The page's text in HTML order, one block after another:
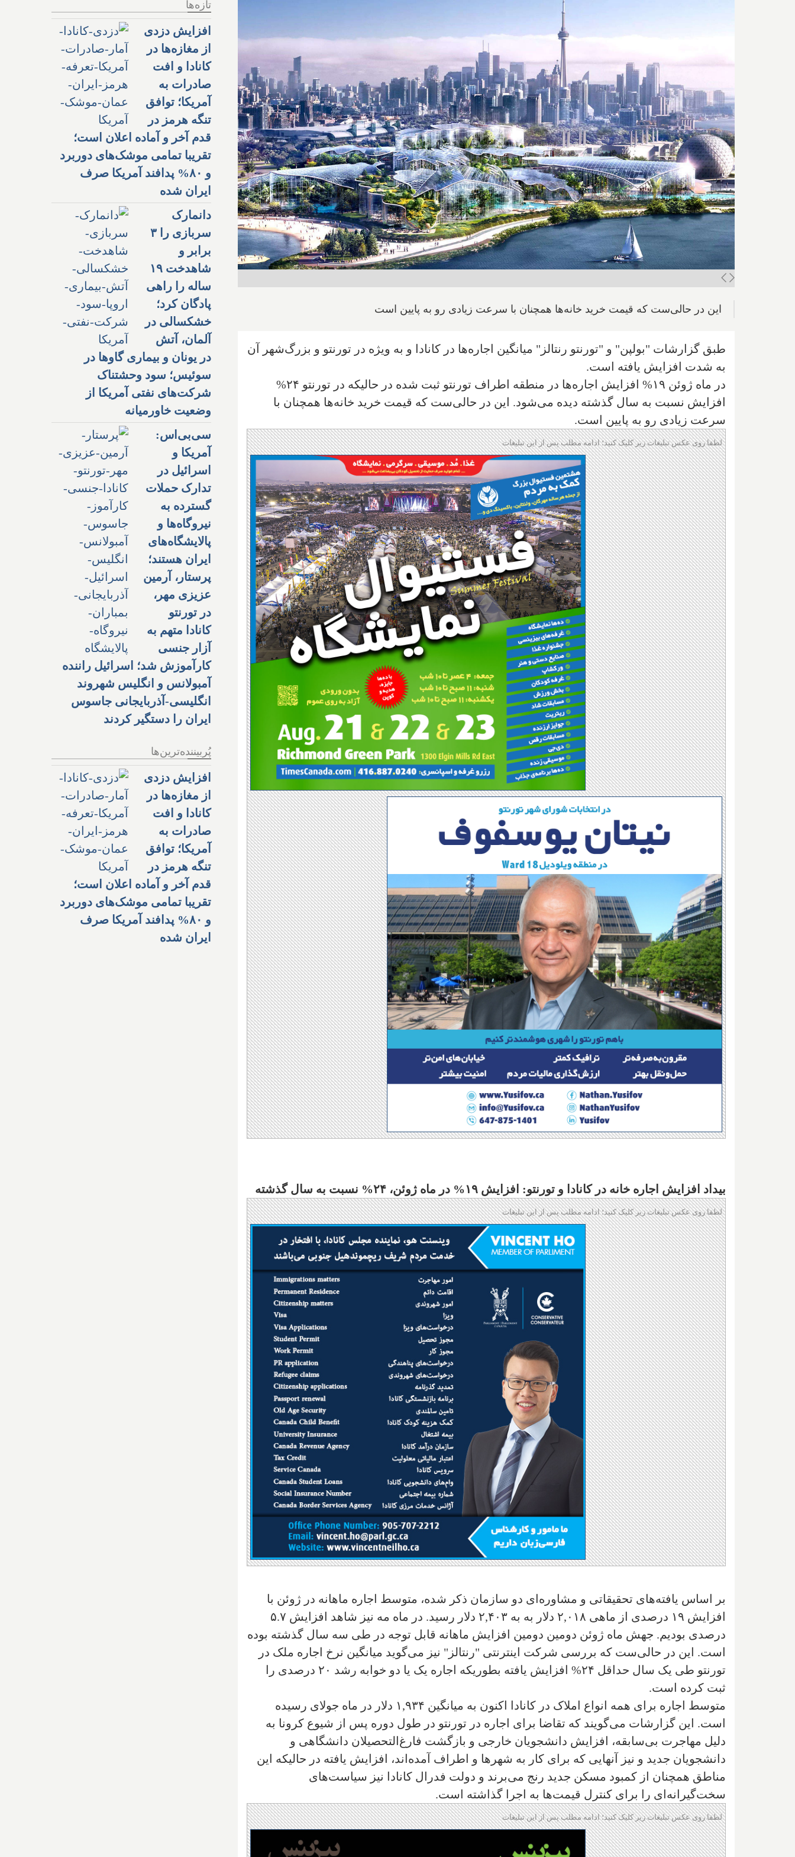
این در حالی‌ست که قیمت خرید خانه‌ها همچنان با سرعت زیادی رو به پایین است
طبق گزارشات "بولپن" و "تورنتو رنتالز" میانگین اجاره‌ها در کانادا و به ویژه در تورنتو و بزرگ‌شهر آن
به شدت افزایش یافته است.
در ماه ژوئن ۱۹% افزایش اجاره‌ها در منطقه اطراف تورنتو ثبت شده در حالیکه در تورنتو ۲۴%
افزایش نسبت به سال گذشته دیده می‌شود. این در حالی‌ست که قیمت خرید خانه‌ها همچنان با
سرعت زیادی رو به پایین است.
لطفا روی عکس تبلیغات زیر کلیک کنید؛ ادامه مطلب پس از این تبلیغات
بیداد افزایش اجاره خانه در کانادا و تورنتو: افزایش ۱۹% در ماه ژوئن، ۲۴% نسبت به سال گذشته
لطفا روی عکس تبلیغات زیر کلیک کنید؛ ادامه مطلب پس از این تبلیغات
بر اساس یافته‌های تحقیقاتی و مشاوره‌ای دو سازمان ذکر شده، متوسط اجاره ماهانه در ژوئن با
افزایش ۱۹ درصدی از ماهی ۲,۰۱۸ دلار به به ۲,۴۰۳ دلار رسید. در ماه مه نیز شاهد افزایش ۵.۷
درصدی بودیم. جهش ماه ژوئن دومین دومین افزایش ماهانه قابل توجه در طی سه سال گذشته بوده
است. این در حالی‌ست که بررسی شرکت اینترنتی "رنتالز" نیز می‌گوید میانگین نرخ اجاره ملک در
تورنتو طی یک سال حداقل ۲۴% افزایش یافته بطوریکه اجاره یک یا دو خوابه رشد ۲۰ درصدی را
ثبت کرده است.
متوسط اجاره برای همه انواع املاک در کانادا اکنون به میانگین ۱,۹۳۴ دلار در ماه جولای رسیده
است. این گزارشات می‌گویند که تقاضا برای اجاره در تورنتو در طول دوره پس از شیوع کرونا به
دلیل مهاجرت بی‌سابقه، افزایش دانشجویان خارجی و بازگشت فارغ‌التحصیلان دانشگاهی و
دانشجویان جدید و نیز آنهایی که برای کار به شهرها و اطراف آمده‌اند، افزایش یافته در حالیکه این
مناطق همچنان از کمبود مسکن جدید رنج می‌برند و دولت فدرال کانادا نیز سیاست‌های
سخت‌گیرانه‌ای را برای کنترل قیمت‌ها به اجرا گذاشته است.
لطفا روی عکس تبلیغات زیر کلیک کنید؛ ادامه مطلب پس از این تبلیغات
تازه‌ها
افزایش دزدی
از مغازه‌ها در
کانادا و افت
صادرات به
آمریکا؛ توافق
تنگه هرمز در
قدم آخر و آماده اعلان است؛
تقریبا تمامی موشک‌های دوربرد
و ۸۰% پدافند آمریکا صرف
ایران شده
دانمارک
سربازی را ۳
برابر و
شاهدخت ۱۹
ساله را راهی
پادگان کرد؛
خشکسالی در
آلمان، آتش
در یونان و بیماری گاوها در
سوئیس؛ سود وحشتناک
شرکت‌های نفتی آمریکا از
وضعیت خاورمیانه
سی‌بی‌اس:
آمریکا و
اسرائیل در
تدارک حملات
گسترده به
نیروگاه‌ها و
پالایشگاه‌های
ایران هستند؛
پرستار، آرمین
عزیزی مهر،
در تورنتو
کانادا متهم به
آزار جنسی
کارآموزش شد؛ اسرائیل راننده
آمبولانس و انگلیس شهروند
انگلیسی-آذربایجانی جاسوس
ایران را دستگیر کردند
پُربیننده‌ترین‌ها
افزایش دزدی
از مغازه‌ها در
کانادا و افت
صادرات به
آمریکا؛ توافق
تنگه هرمز در
قدم آخر و آماده اعلان است؛
تقریبا تمامی موشک‌های دوربرد
و ۸۰% پدافند آمریکا صرف
ایران شده